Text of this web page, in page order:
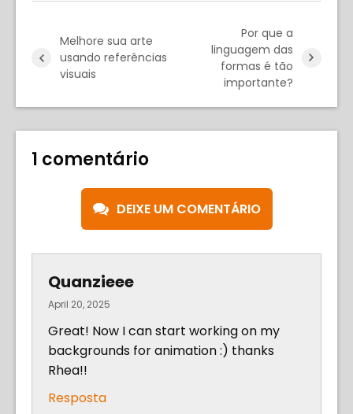
Melhore sua arte
usando referências
visuais
Por que a
linguagem das
formas é tão
importante?
1 comentário
DEIXE UM COMENTÁRIO
Quanzieee
April 20, 2025
Great! Now I can start working on my
backgrounds for animation :) thanks
Rhea!!
Resposta